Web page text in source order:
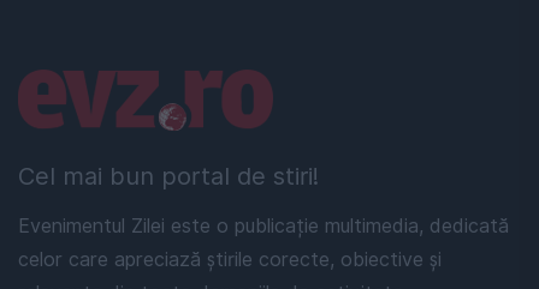
Cel mai bun portal de stiri!
Evenimentul Zilei este o publicație multimedia, dedicată
celor care apreciază știrile corecte, obiective și
Linkuri utile